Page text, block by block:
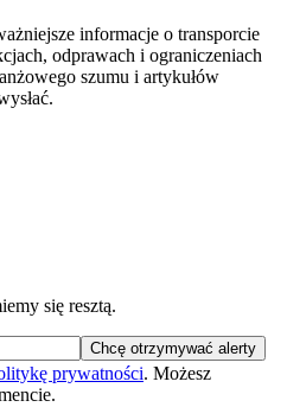
informacje o transporcie
odprawach i ograniczeniach
szumu i artykułów
się resztą.
Chcę otrzymywać alerty
prywatności. Możesz